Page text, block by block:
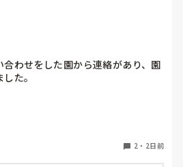
わせをした園から連絡があり、園
た。
たという認識ですが、『園見学をご
特にありませんとのこと
見学だけで終了なのでしょうか？
2 ・ 2日前